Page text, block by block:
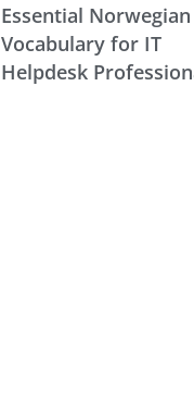
Essential Norwegian
Vocabulary for IT
Helpdesk